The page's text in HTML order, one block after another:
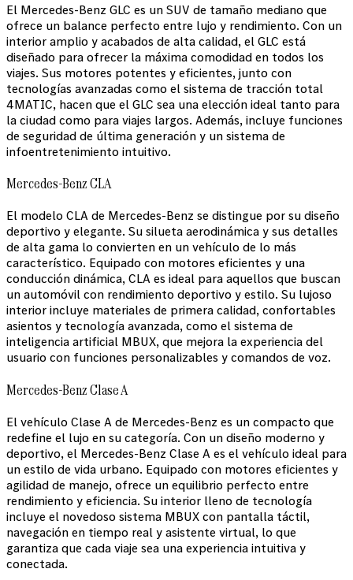
El Mercedes-Benz GLC es un SUV de tamaño mediano que
ofrece un balance perfecto entre lujo y rendimiento. Con un
interior amplio y acabados de alta calidad, el GLC está
diseñado para ofrecer la máxima comodidad en todos los
viajes. Sus motores potentes y eficientes, junto con
tecnologías avanzadas como el sistema de tracción total
4MATIC, hacen que el GLC sea una elección ideal tanto para
la ciudad como para viajes largos. Además, incluye funciones
de seguridad de última generación y un sistema de
infoentretenimiento intuitivo.
Mercedes-Benz CLA
El modelo CLA de Mercedes-Benz se distingue por su diseño
deportivo y elegante. Su silueta aerodinámica y sus detalles
de alta gama lo convierten en un vehículo de lo más
característico. Equipado con motores eficientes y una
conducción dinámica, CLA es ideal para aquellos que buscan
un automóvil con rendimiento deportivo y estilo. Su lujoso
interior incluye materiales de primera calidad, confortables
asientos y tecnología avanzada, como el sistema de
inteligencia artificial MBUX, que mejora la experiencia del
usuario con funciones personalizables y comandos de voz.
Mercedes-Benz Clase A
El vehículo Clase A de Mercedes-Benz es un compacto que
redefine el lujo en su categoría. Con un diseño moderno y
deportivo, el Mercedes-Benz Clase A es el vehículo ideal para
un estilo de vida urbano. Equipado con motores eficientes y
agilidad de manejo, ofrece un equilibrio perfecto entre
rendimiento y eficiencia. Su interior lleno de tecnología
incluye el novedoso sistema MBUX con pantalla táctil,
navegación en tiempo real y asistente virtual, lo que
garantiza que cada viaje sea una experiencia intuitiva y
conectada.